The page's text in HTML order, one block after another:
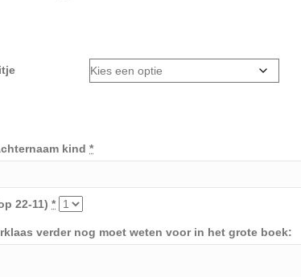
kind*
22-11)*
verder nog moet weten voor in het grote boek: